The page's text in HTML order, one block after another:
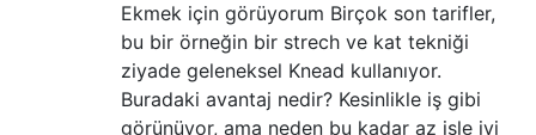
Ekmek için görüyorum Birçok son tarifler,
bu bir örneğin bir strech ve kat tekniği
ziyade geleneksel Knead kullanıyor.
Buradaki avantaj nedir? Kesinlikle iş gibi
görünüyor, ama neden bu kadar az işle iyi